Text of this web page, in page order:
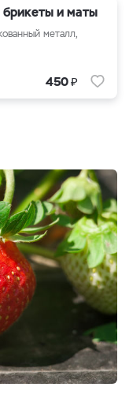
и маты
металл,
450₽